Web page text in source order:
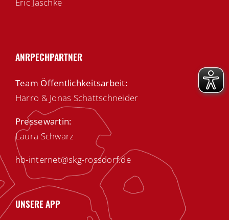
ANRPECHPARTNER
Team Öffentlichkeitsarbeit:
Harro & Jonas Schattschneider
Pressewartin:
Laura Schwarz
hb-internet@skg-rossdorf.de
UNSERE APP